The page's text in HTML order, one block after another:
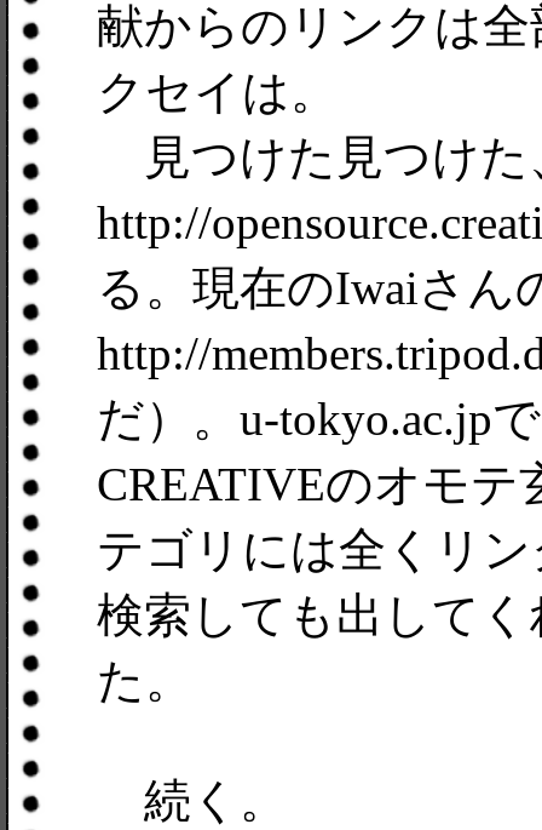
献からのリンクは
クセイは。
見つけた見つけた
http://
る。現在のIwaiさん
http://
だ）。u-tokyo.ac.jp
CREATIVEのオモテ
テゴリには全くリン
検索しても出して
た。
続く。